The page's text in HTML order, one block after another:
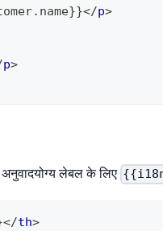
</p>
p>
लेबल के लिए
</th>